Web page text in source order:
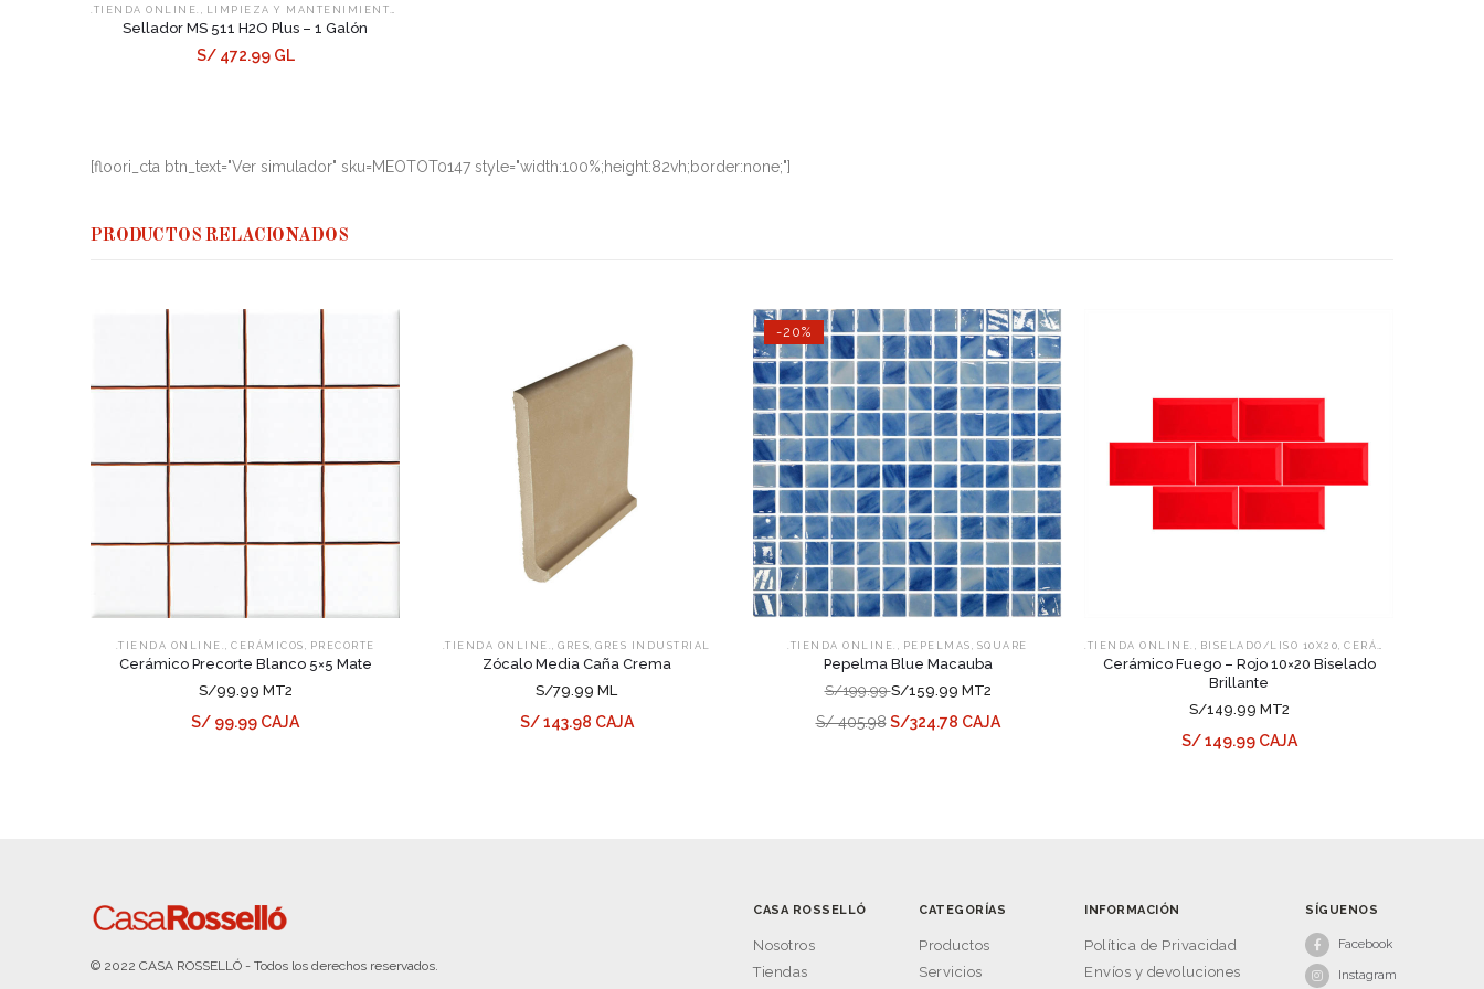
.TIENDA ONLINE. , LIMPIEZA Y MANTENIMIENTO
Sellador MS 511 H2O Plus – 1 Galón
S/ 472.99 GL
[floori_cta btn_text="Ver simulador" sku=MEOTOT0147 style="width:100%;height:82vh;border:none;"]
PRODUCTOS RELACIONADOS
.TIENDA ONLINE. , CERÁMICOS , PRECORTE
Cerámico Precorte Blanco 5×5 Mate
S/99.99 MT2
S/ 99.99 CAJA
.TIENDA ONLINE. , GRES, GRES INDUSTRIAL
Zócalo Media Caña Crema
S/79.99 ML
S/ 143.98 CAJA
-20%
.TIENDA ONLINE. , PEPELMAS , SQUARE
Pepelma Blue Macauba
S/199.99S/159.99 MT2
S/ 405.98S/324.78 CAJA
.TIENDA ONLINE. , BISELADO/LISO 10X20, CERÁMICOS
Cerámico Fuego – Rojo 10×20 Biselado
Brillante
S/149.99 MT2
S/ 149.99 CAJA
© 2022 CASA ROSSELLÓ - Todos los derechos reservados.
CASA ROSSELLÓ
Nosotros
Tiendas
CATEGORÍAS
Productos
Servicios
INFORMACIÓN
Política de Privacidad
Envíos y devoluciones
SÍGUENOS
Facebook
Instagram